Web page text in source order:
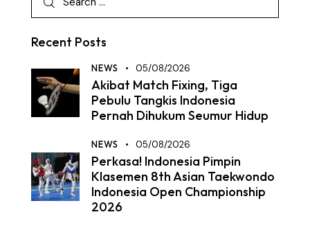
Recent Posts
NEWS 05/08/2026
Akibat Match Fixing, Tiga
Pebulu Tangkis Indonesia
Pernah Dihukum Seumur Hidup
NEWS 05/08/2026
Perkasa! Indonesia Pimpin
Klasemen 8th Asian Taekwondo
Indonesia Open Championship
2026